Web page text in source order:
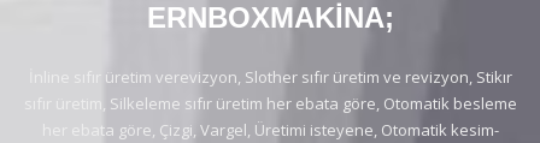
ERNBOXMAKİNA;
İnline sıfır üretim verevizyon, Slother sıfır üretim ve revizyon, Stikır
sıfır üretim, Silkeleme sıfır üretim her ebata göre, Otomatik besleme
her ebata göre, Çizgi, Vargel, Üretimi isteyene, Otomatik kesim-